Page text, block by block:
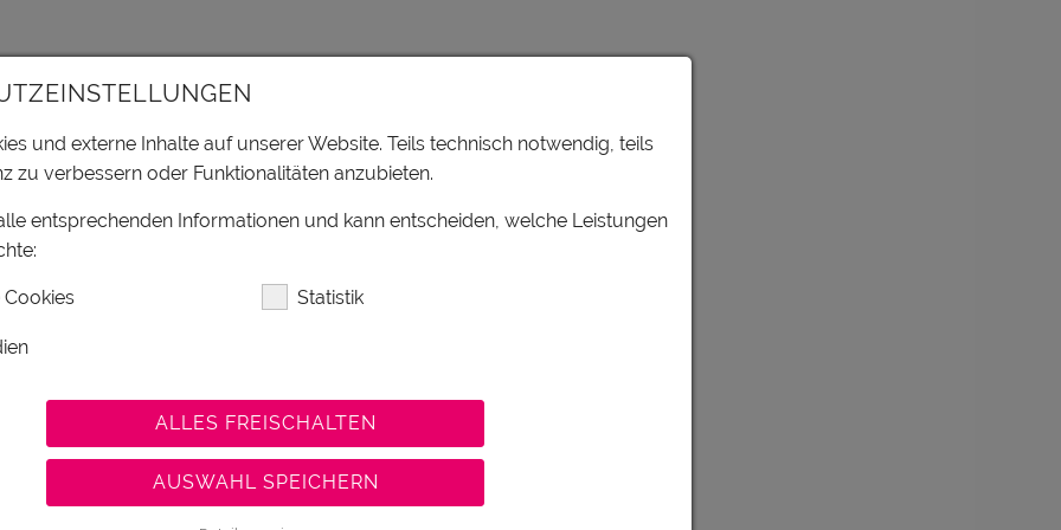
Besteck, Kochtöpfen, Kühlschrank, Herd mit Backofen,
Wohnbereich mit Essecke und ausziehbarer
Schlafzimmer mit Dusche/WC sorgen für
Backwaren direkt an die Tür. Alternativ kann die
einen entspannten Start in den Tag!
und externe Inhalte auf unserer Website. Teils technisch notwendig, teils
zu verbessern oder Funktionalitäten anzubieten.
entsprechenden Informationen und kann entscheiden, welche Leistungen
Statistik
ALLES FREISCHALTEN
AUSWAHL SPEICHERN